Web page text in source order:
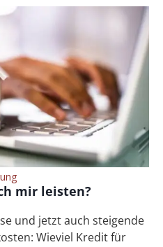
mir leisten?
und jetzt auch steigende
Wieviel Kredit für